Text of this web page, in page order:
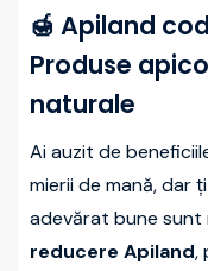
🍯 Apiland
Produse
naturale
Ai auzit de
mierii de mană, dar
adevărat bune sunt
reducere Apiland,